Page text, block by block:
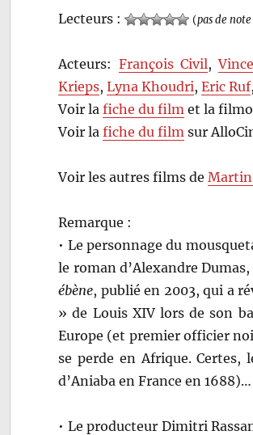
Lecteurs : (pas de
Acteurs: François Civil,
Krieps,Lyna Khoudri,Eric Ruf
Voir lafiche du film et la
Voir lafiche du film sur
Voir les autres films deMartin
Remarque :
• Le personnage du
le roman d’Alexandre
ébène, publié en 2003, qui a
» de Louis XIV lors de son
Europe (et premier officier
se perde en Afrique. Certes,
d’Aniaba en France en
• Le producteur Dimitri